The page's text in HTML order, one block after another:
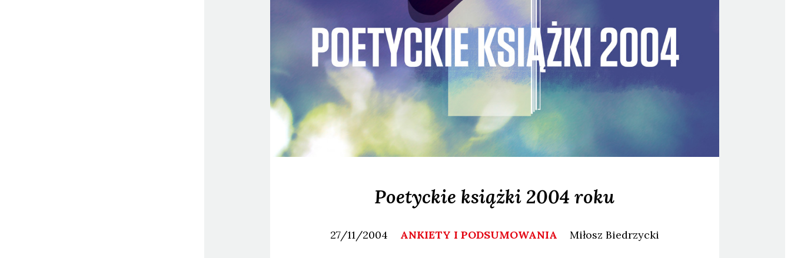
Poetyckie książki 2004 roku
27/11/2004 ANKIETY I PODSUMOWANIA Miłosz Biedrzycki